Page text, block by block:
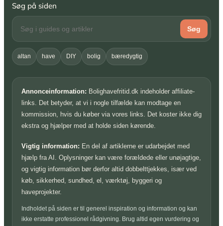
Søg på siden
Søg
altan have DIY bolig bæredygtig
Annonceinformation: Bolighavefritid.dk indeholder affiliate-
links. Det betyder, at vi i nogle tilfælde kan modtage en
kommission, hvis du køber via vores links. Det koster ikke dig
ekstra og hjælper med at holde siden kørende.
Vigtig information: En del af artiklerne er udarbejdet med
hjælp fra AI. Oplysninger kan være forældede eller unøjagtige,
og vigtig information bør derfor altid dobbelttjekkes, især ved
køb, sikkerhed, sundhed, el, værktøj, byggeri og
haveprojekter.
Indholdet på siden er til generel inspiration og information og kan
ikke erstatte professionel rådgivning. Brug altid egen vurdering og